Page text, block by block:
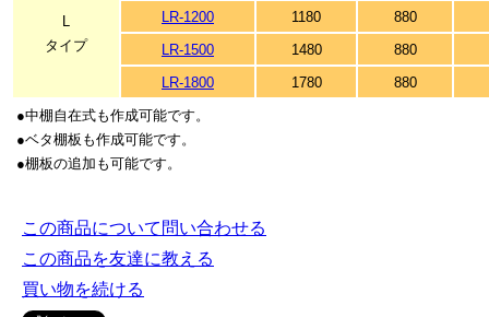
L
タイプ
LR-1200
1180
880
LR-1500
1480
880
LR-1800
1780
880
●中棚自在式も作成可能です。
●ベタ棚板も作成可能です。
●棚板の追加も可能です。
この商品について問い合わせる
この商品を友達に教える
買い物を続ける